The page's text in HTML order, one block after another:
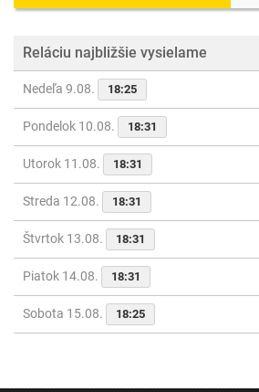
Reláciu najbližšie vysielame
Nedeľa 9.08. 18:25
Pondelok 10.08. 18:31
Utorok 11.08. 18:31
Streda 12.08. 18:31
Štvrtok 13.08. 18:31
Piatok 14.08. 18:31
Sobota 15.08. 18:25